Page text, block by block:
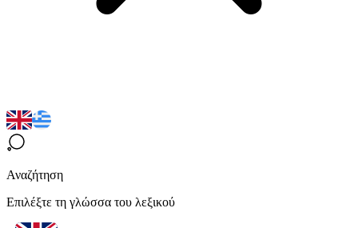
Αναζήτηση
Επιλέξτε τη γλώσσα του λεξικού